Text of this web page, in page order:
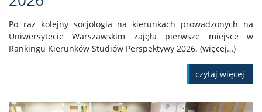
Po raz kolejny socjologia na kierunkach prowadzonych na
Uniwersytecie Warszawskim zajęła pierwsze miejsce w
Rankingu Kierunków Studiów Perspektywy 2026. (więcej…)
czytaj więcej